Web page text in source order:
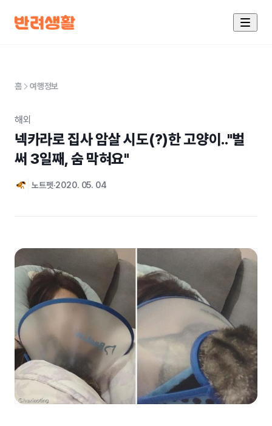
홈 여행정보
해외
넥카라로 집사 암살 시도(?)한 고양이.."벌
써 3일째, 숨 막혀요"
노트펫 2020. 05. 04